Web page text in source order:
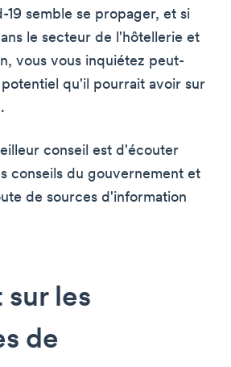
19 semble se propager, et si
le secteur de l'hôtellerie et
vous vous inquiétez peut-
qu'il pourrait avoir sur
conseil est d'écouter
conseils du gouvernement et
de sources d'information
sur les
de